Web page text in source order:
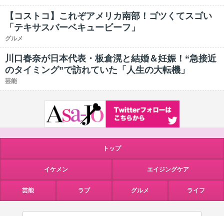
【コストコ】これぞアメリカ南部！ゴツくてスゴい
「テキサスバーベキュービーフ」
グルメ
川口春奈が日本代表・板倉滉と結婚＆妊娠！“急接近
のタイミング”で訪れていた「人生の大転機」
芸能
トップ
イケメン エイジングケア
芸能 ラブ グルメ ライフ